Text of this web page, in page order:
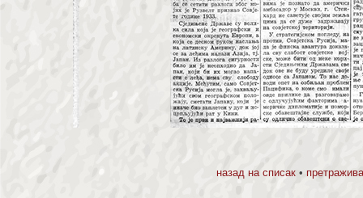
назад на списак•